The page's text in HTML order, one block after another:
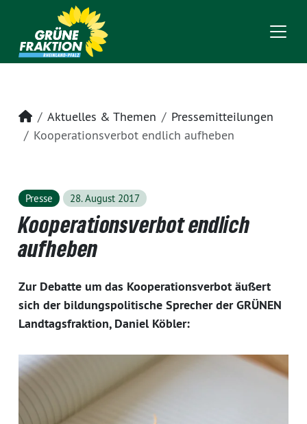
Startseite
Aktuelles & Themen
Pressemitteilungen
Kooperationsverbot endlich aufheben
Presse 28. August 2017
Kooperationsverbot endlich
aufheben
Zur Debatte um das Kooperationsverbot äußert
sich der bildungspolitische Sprecher der GRÜNEN
Landtagsfraktion, Daniel Köbler: